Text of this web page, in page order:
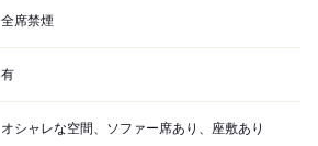
全席禁煙
有
オシャレな空間、ソファー席あり、座敷あり